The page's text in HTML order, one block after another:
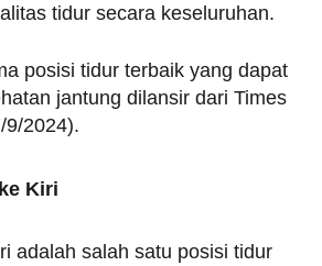
tidur secara keseluruhan.
posisi tidur terbaik yang dapat
jantung dilansir dari Times
9/2024).
Kiri
adalah salah satu posisi tidur